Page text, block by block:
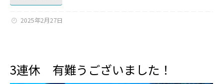
2025年2月27日
3連休 有難うございました！